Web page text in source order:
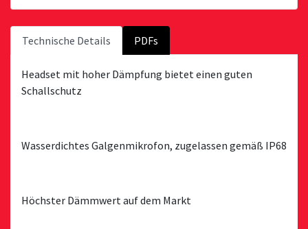
Technische Details PDFs
Headset mit hoher Dämpfung bietet einen guten
Schallschutz
Wasserdichtes Galgenmikrofon, zugelassen gemäß IP68
Höchster Dämmwert auf dem Markt